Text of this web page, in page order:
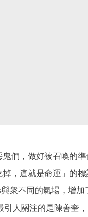
們，做好被召喚的準
掉，這就是命運」的
衆不同的氣場，增加
引人關注的是陳善奎